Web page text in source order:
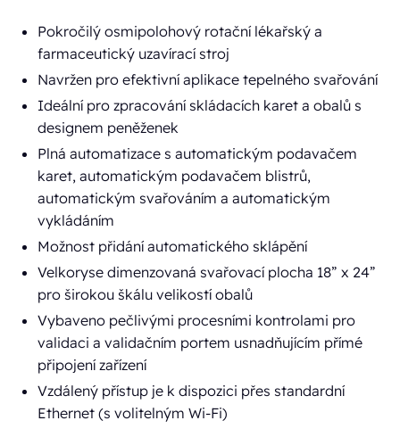
Pokročilý osmipolohový rotační lékařský a
farmaceutický uzavírací stroj
Navržen pro efektivní aplikace tepelného svařování
Ideální pro zpracování skládacích karet a obalů s
designem peněženek
Plná automatizace s automatickým podavačem
karet, automatickým podavačem blistrů,
automatickým svařováním a automatickým
vykládáním
Možnost přidání automatického sklápění
Velkoryse dimenzovaná svařovací plocha 18” x 24”
pro širokou škálu velikostí obalů
Vybaveno pečlivými procesními kontrolami pro
validaci a validačním portem usnadňujícím přímé
připojení zařízení
Vzdálený přístup je k dispozici přes standardní
Ethernet (s volitelným Wi-Fi)